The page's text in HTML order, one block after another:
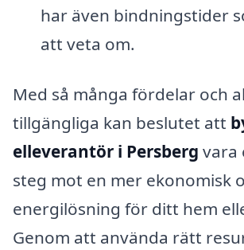
har även bindningstider
att veta om.
Med så många fördelar och
tillgängliga kan beslutet att
elleverantör i Persberg vara
steg mot en mer ekonomisk
energilösning för ditt hem
Genom att använda rätt